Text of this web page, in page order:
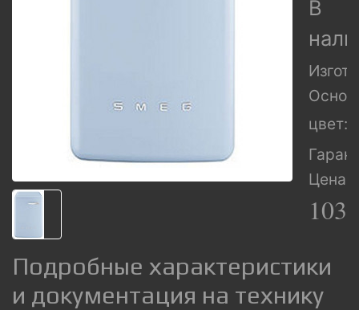
В
цвет:
Цена:
Подробные характеристики
и документация на технику